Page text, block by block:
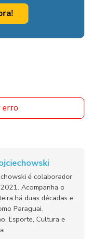
erro
é colaborador
Acompanha o
há duas décadas e
Paraguai,
Esporte, Cultura e